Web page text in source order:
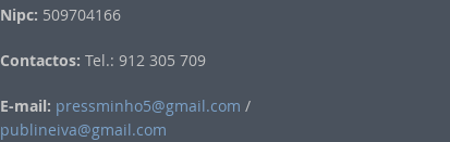
Nipc: 509704166
Contactos: Tel.: 912 305 709
E-mail: pressminho5@gmail.com /
publineiva@gmail.com